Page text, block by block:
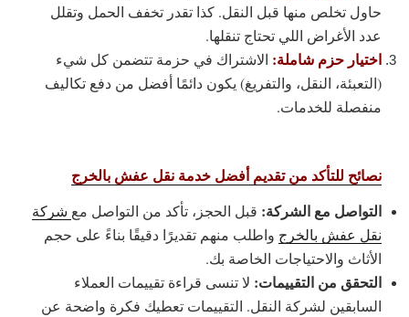
حاول تخلص منها قبل النقل. كذا تقدر تخفف الحمل وتقلل
عدد الأغراض اللي تحتاج تنقلها.
اختيار حزم شاملة: الاشتراك في حزمة تتضمن كل شيء
(التعبئة، النقل، والتفريغ) يكون دائمًا أفضل من دفع تكاليف
منفصلة للخدمات.
نصائح للتأكد من تقديم أفضل خدمة نقل عفش بالخرج
التواصل مع الشركة: قبل الحجز، تأكد من التواصل مع شركة
نقل عفش بالخرج واطلب منهم تقديرًا دقيقًا بناءً على حجم
الأثاث والاحتياجات الخاصة بك.
التحقق من التقييمات: لا تنسى قراءة تقييمات العملاء
السابقين لشركة النقل. التقييمات تعطيك فكرة واضحة عن